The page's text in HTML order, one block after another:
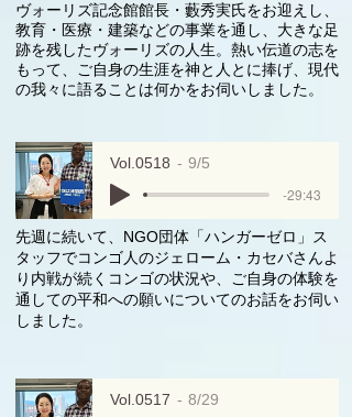
ヴォーリズ記念館館長・藪秀実氏をお迎えし、
教育・医療・建築などの事業を通し、大きな足
跡を残したヴォーリズの人生。熱い伝道の志を
もって、ご自身の生涯を神と人とに捧げ、現代
の我々に語ることは何かをお伺いしました。
Vol.0518 9/5
-29:43
先週に続いて、NGO団体「ハンガーゼロ」ス
タッフでコンゴ人のジェローム・カセバさんよ
り内戦が続くコンゴの状況や、ご自身の体験を
通しての平和への願いについてのお話をお伺い
しました。
Vol.0517 8/29